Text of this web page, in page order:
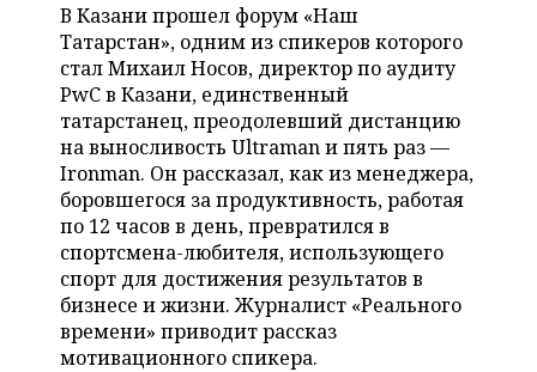
ТОРГОВЫЕ ЦЕНТРЫ
ТАТАРСТАНА
ИНВЕСТИЦИИ
МАШИНОСТРОЕНИЕ
НЕФТЕХИМИЯ
НЕФТЬ
ОПК
ЭНЕРГЕТИКА
НОВОСТИ БИЗНЕСА
РОЗНИЧНАЯ ТОРГОВЛЯ
ТРАНСПОРТ
УСЛУГИ
ТЕХНОЛОГИИ
НОВОСТИ ТЕХНОЛОГИЙ
МЕДИА
ТЕЛЕКОММУНИКАЦИИ
МЕРОПРИЯТИЯ
НОВОСТИ МЕРОПРИЯТИЙ
ВЫЕЗДНАЯ РЕДАКЦИЯ
БИЗНЕС-БРАНЧИ
ONLINE-КОНФЕРЕНЦИИ
СПОРТ
НОВОСТИ СПОРТА
ФУТБОЛ
ХОККЕЙ
ОБЩЕСТВО
НОВОСТИ ОБЩЕСТВА
ВЛАСТЬ
ФОТОГАЛЕРЕЯ
СЮЖЕТЫ
В Казани прошел форум «Наш
Татарстан», одним из спикеров которого
стал Михаил Носов, директор по аудиту
PwC в Казани, единственный
татарстанец, преодолевший дистанцию
на выносливость Ultraman и пять раз —
Ironman. Он рассказал, как из менеджера,
боровшегося за продуктивность, работая
по 12 часов в день, превратился в
спортсмена-любителя, использующего
спорт для достижения результатов в
бизнесе и жизни. Журналист «Реального
времени» приводит рассказ
мотивационного спикера.